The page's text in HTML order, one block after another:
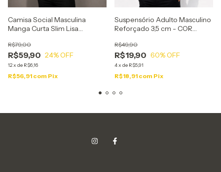
Camisa Social Masculina
Manga Curta Slim Lisa
c/Marsala
R$59,90
R$79,00
24% OFF
12x de R$6,16
R$56,91 com Pix
Suspensório Adulto Masculino
Reforçado 3,5 cm - COR
R$19,90
R$49,90
60% OFF
4x de R$5,91
R$18,91 com Pix